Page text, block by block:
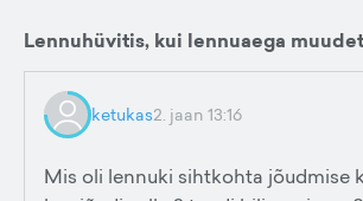
Lennuhüvitis, kui lennuaega
ketukas2. jaan 13:16
Mis oli lennuki sihtkohta jõudmise